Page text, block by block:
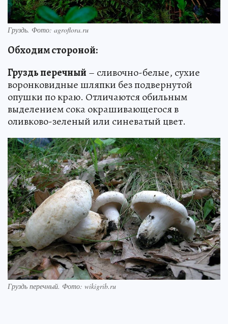
Груздь. Фото: agroflora.ru
Обходим стороной:
Груздь перечный – сливочно-белые, сухие
воронковидные шляпки без подвернутой
опушки по краю. Отличаются обильным
выделением сока окрашивающегося в
оливково-зеленый или синеватый цвет.
Груздь перечный. Фото: wikigrib.ru